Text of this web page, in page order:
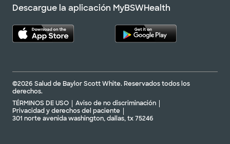
Descargue la aplicación MyBSWHealth
©2026 Salud de Baylor Scott White. Reservados todos los
derechos.
TÉRMINOS DE USO
Aviso de no discriminación
Privacidad y derechos del paciente
301 norte avenida washington, dallas, tx 75246